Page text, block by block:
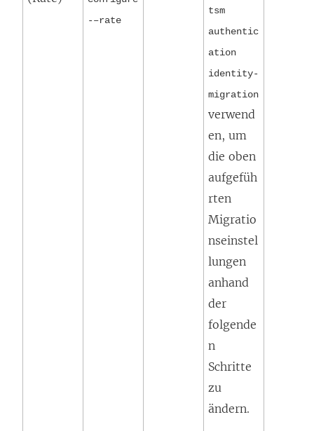
-–rate
tsm
authentic
ation
identity-
migration
verwend
en, um
die oben
aufgefüh
rten
Migratio
nseinstel
lungen
anhand
der
folgende
n
Schritte
zu
ändern.